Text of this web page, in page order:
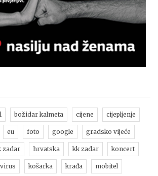
božidar kalmeta cijene cijepljenje
eu foto google gradsko vijeće
zadar hrvatska kk zadar koncert
košarka krađa mobitel